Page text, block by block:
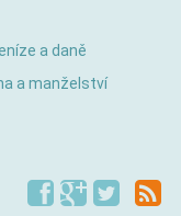
a daně
a manželství